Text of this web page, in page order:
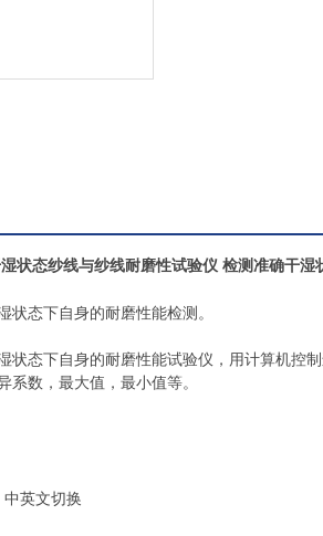
状态纱线与纱线耐磨性试验仪 检测准确干湿
状态下自身的耐磨性能检测。
状态下自身的耐磨性能试验仪，用计算机控
系数，最大值，最小值等。
英文切换